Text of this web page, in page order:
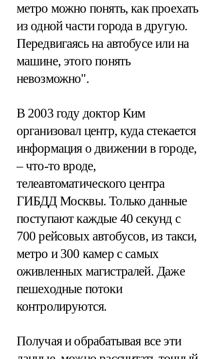
метро можно понять, как проехать
из одной части города в другую.
Передвигаясь на автобусе или на
машине, этого понять
невозможно".
В 2003 году доктор Ким
организовал центр, куда стекается
информация о движении в городе,
– что-то вроде,
телеавтоматического центра
ГИБДД Москвы. Только данные
поступают каждые 40 секунд с
700 рейсовых автобусов, из такси,
метро и 300 камер с самых
оживленных магистралей. Даже
пешеходные потоки
контролируются.
Получая и обрабатывая все эти